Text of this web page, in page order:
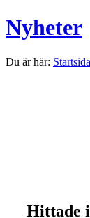
Nyheter
Du är här: Startsida
Nyheter gällande
Hittade